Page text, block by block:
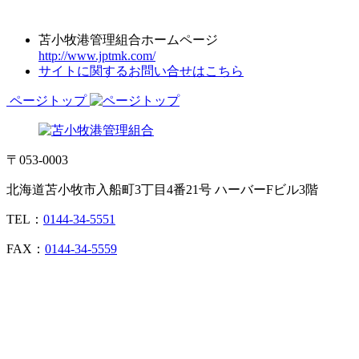
苫小牧港管理組合ホームページ
http://www.jptmk.com/
サイトに関するお問い合せはこちら
ページトップ
〒053-0003
北海道苫小牧市入船町3丁目4番21号 ハーバーFビル3階
TEL： 0144-34-5551
FAX： 0144-34-5559